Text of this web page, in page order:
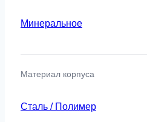
Минеральное
Материал корпуса
Сталь / Полимер